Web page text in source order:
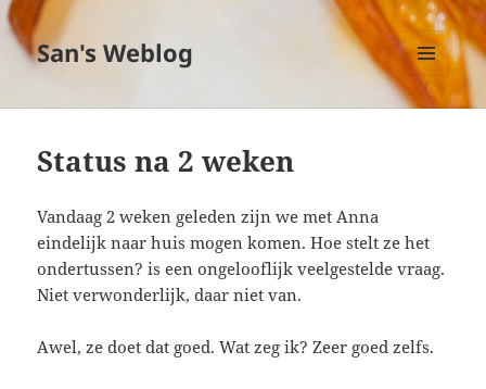
San's Weblog
MENU
EN
Status na 2 weken
Vandaag 2 weken geleden zijn we met Anna
eindelijk naar huis mogen komen. Hoe stelt ze het
ondertussen? is een ongelooflijk veelgestelde vraag.
Niet verwonderlijk, daar niet van.
Awel, ze doet dat goed. Wat zeg ik? Zeer goed zelfs.